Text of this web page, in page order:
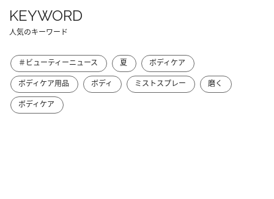
KEYWORD
人気のキーワード
＃ビューティーニュース 夏
ボディケア
ボディケア用品
ボディ ミストスプレー
磨く
ボディケア